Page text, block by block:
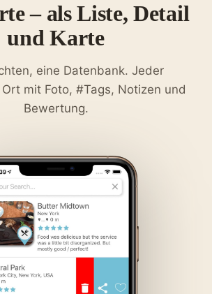
– als Liste, Detail
und Karte
eine Datenbank. Jeder
mit Foto, #Tags, Notizen und
Bewertung.